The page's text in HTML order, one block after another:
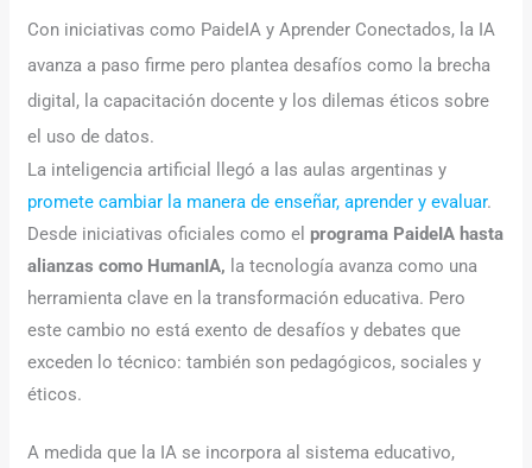
Con iniciativas como PaideIA y Aprender Conectados, la IA
avanza a paso firme pero plantea desafíos como la brecha
digital, la capacitación docente y los dilemas éticos sobre
el uso de datos.
La inteligencia artificial llegó a las aulas argentinas y
promete cambiar la manera de enseñar, aprender y evaluar.
Desde iniciativas oficiales como el programa PaideIA hasta
alianzas como HumanIA, la tecnología avanza como una
herramienta clave en la transformación educativa. Pero
este cambio no está exento de desafíos y debates que
exceden lo técnico: también son pedagógicos, sociales y
éticos.
A medida que la IA se incorpora al sistema educativo,